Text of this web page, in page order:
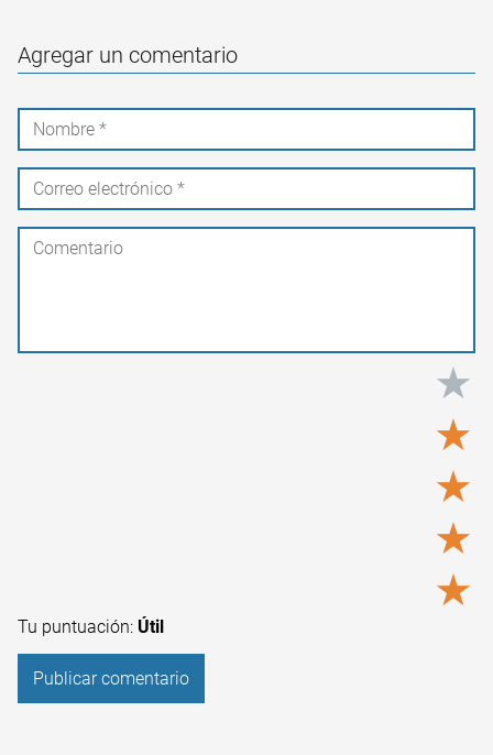
Agregar un comentario
★
★
★
★
★
Tu puntuación: Útil